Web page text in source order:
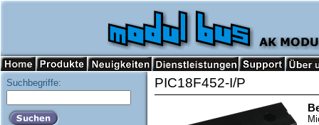
Suchbegriffe: PIC18F452-I/P